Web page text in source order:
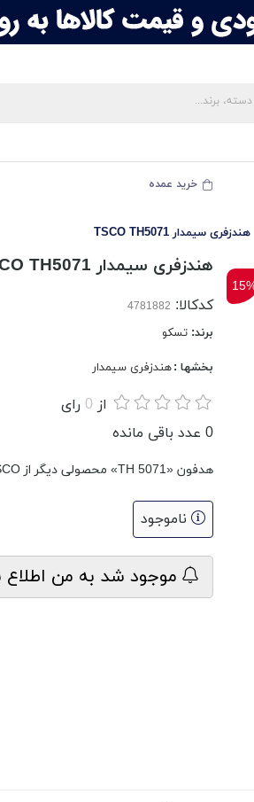
خرید عمده
هندزفری سیمدار TSCO TH5071
هندزفری سیمدار TSCO TH5071
کدکالا:
برند:تسکو
بخشها :هندزفری سیمدار
از 0 رای
0 عدد باقی مانده
هدفون «TH 5071» محصولی دیگر از TSCO است که جزو هدفون‌های توگوشی یا ایرفون (Earphone) به‌شمار می‌رود
ناموجود
موجود شد به من اطلاع